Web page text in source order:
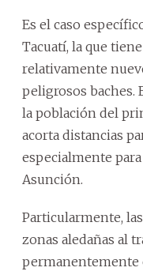
Es el caso
Tacuatí, la que
relativamente
peligrosos baches.
la población del
acorta distancias
especialmente
Asunción.
Particularmente,
zonas aledañas al
permanentemente